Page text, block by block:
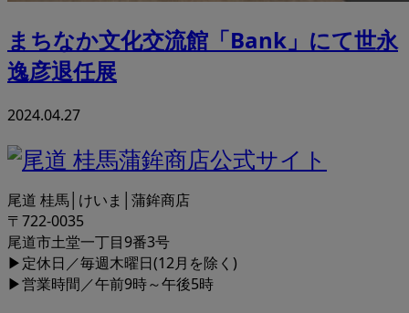
まちなか文化交流館「Bank」にて世永
逸彦退任展
2024.04.27
尾道 桂馬│けいま│蒲鉾商店
〒722-0035
尾道市土堂一丁目9番3号
▶定休日／毎週木曜日(12月を除く)
▶営業時間／午前9時～午後5時